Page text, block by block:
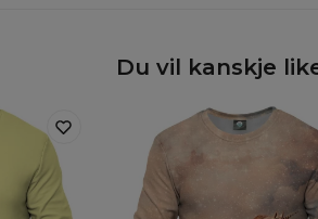
Du vil kanskje